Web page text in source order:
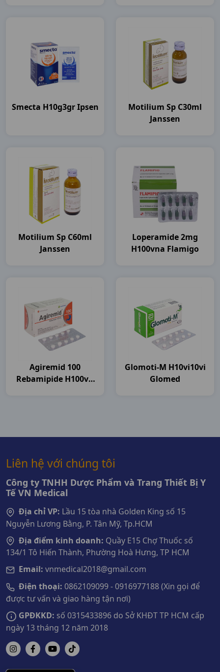
Smecta H10g3gr Ipsen
Motilium Sp C30ml
Janssen
Motilium Sp C60ml
Janssen
Loperamide 2mg
H100vna Flamigo
Agiremid 100
Rebamipide H100vn
Glomoti-M H10vi10vi
Glomed
Liên hệ với chúng tôi
Công ty TNHH Dược Phẩm và Trang Thiết Bị Y
Tế VN Medical
Địa chỉ VP: Lầu 15 tòa nhà Golden King số 15
Nguyễn Lương Bằng, P. Tân Mỹ, Tp.HCM
Địa điểm kinh doanh: Quầy E15 Chợ Thuốc số
134/1 Tô Hiến Thành, Phường Hoà Hưng, TP HCM
Email: vnmedical2018@gmail.com
Điện thoại: 0862109099 - 0916977188 (Xin gọi để
được tư vấn và giao hàng tận nơi)
GPĐKKD: số 0315433896 do Sở KHĐT TP HCM cấp
ngày 13 tháng 12 năm 2018